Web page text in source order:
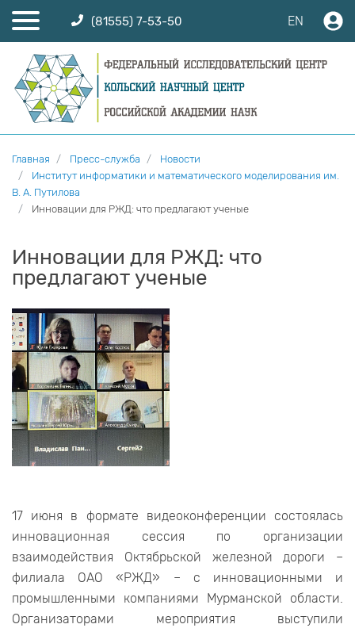
(81555) 7-53-50 EN
Главная Пресс-служба
Новости
Институт информатики и математического моделирования им.
В. А. Путилова
Инновации для РЖД: что предлагают ученые
Инновации для РЖД: что
предлагают ученые
17 июня в формате видеоконференции состоялась
инновационная сессия по организации
взаимодействия Октябрьской железной дороги –
филиала ОАО «РЖД» – с инновационными и
промышленными компаниями Мурманской области.
Организаторами мероприятия выступили